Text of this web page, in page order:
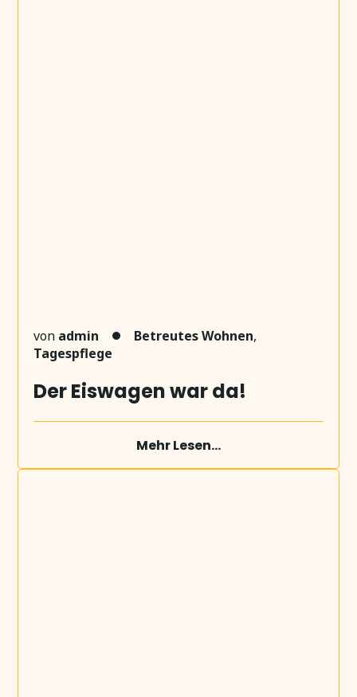
Der Eiswagen war da!
von admin Betreutes Wohnen,
Tagespflege
Mehr Lesen...